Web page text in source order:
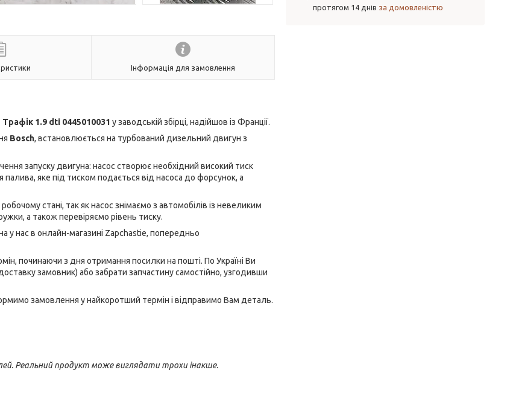
Інформація для замовлення
1.9 dti 0445010031 у заводській збірці, надійшов із Франції.
Bosch, встановлюється на турбований дизельний двигун з
запуску двигуна: насос створює необхідний високий тиск
яке під тиском подається від насоса до форсунок, а
стані, так як насос знімаємо з автомобілів із невеликим
а також перевіряємо рівень тиску.
у нас в онлайн-магазині Zapchastie, попередньо
починаючи з дня отримання посилки на пошті. По Україні Ви
замовник) або забрати запчастину самостійно, узгодивши
замовлення у найкоротший термін і відправимо Вам деталь.
Реальний продукт може виглядати трохи інакше.
протягом 14 днів за домовленістю